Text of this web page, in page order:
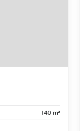
140 m²